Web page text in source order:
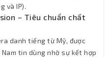
và IP).
– Tiêu chuẩn chất
danh tiếng từ Mỹ, được
tin dùng nhờ sự kết hợp